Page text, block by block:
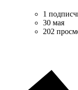
1
30 мая
202